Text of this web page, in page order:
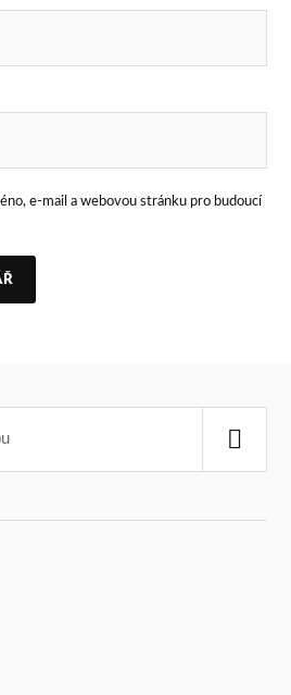
e-mail a webovou stránku pro budoucí